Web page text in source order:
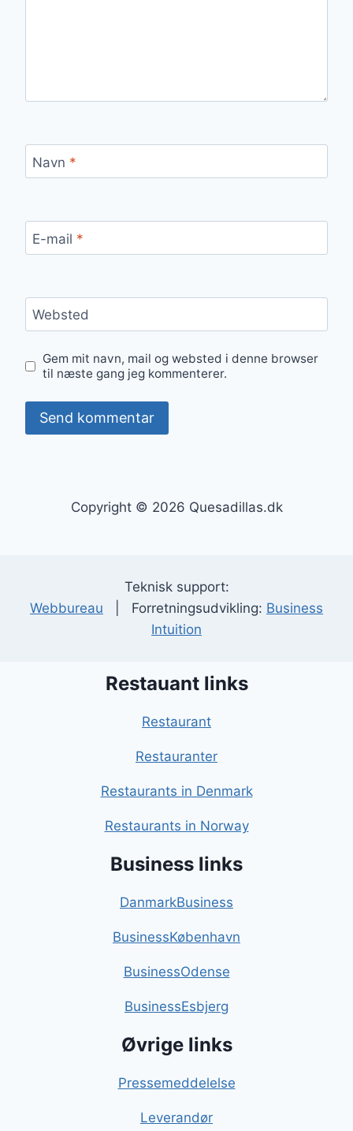
Navn *
E-mail *
Websted
Gem mit navn, mail og websted i denne browser
til næste gang jeg kommenterer.
Copyright © 2026 Quesadillas.dk
Teknisk support:
Webbureau | Forretningsudvikling: Business
Intuition
Restauant links
Restaurant
Restauranter
Restaurants in Denmark
Restaurants in Norway
Business links
DanmarkBusiness
BusinessKøbenhavn
BusinessOdense
BusinessEsbjerg
Øvrige links
Pressemeddelelse
Leverandør